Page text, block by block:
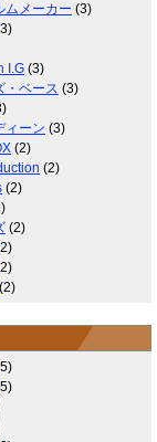
ムメーカー (3)
I.G (3)
・ベース (3)
ィーン (3)
(2)
(2)
(2)
(2)
(2)